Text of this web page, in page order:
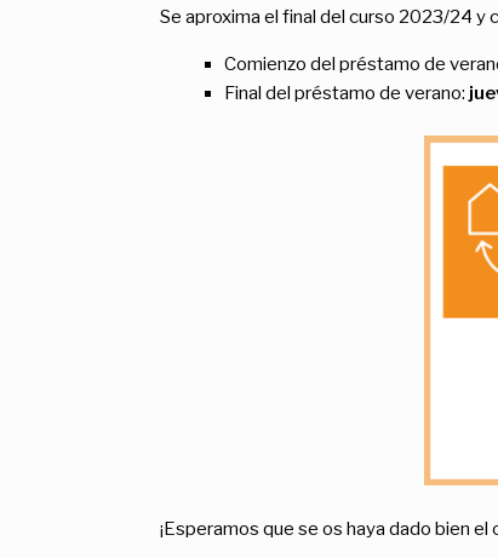
Se aproxima el final del curso 2023/24 y
Comienzo del préstamo de
Final del préstamo de verano:
¡Esperamos que se os haya dado bien